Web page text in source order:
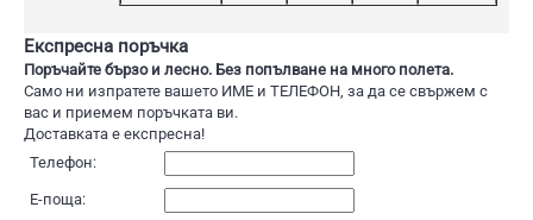
Експресна поръчка
Поръчайте бързо и лесно. Без попълване на много полета.
Само ни изпратете вашето ИМЕ и ТЕЛЕФОН, за да се свържем с
вас и приемем поръчката ви.
Доставката е експресна!
Телефон:
Е-поща: